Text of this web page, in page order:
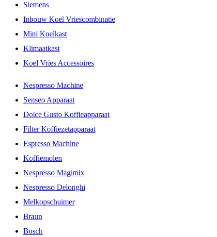
Siemens
Inbouw Koel Vriescombinatie
Mini Koelkast
Klimaatkast
Koel Vries Accessoires
Nespresso Machine
Senseo Apparaat
Dolce Gusto Koffieapparaat
Filter Koffiezetapparaat
Espresso Machine
Koffiemolen
Nespresso Magimix
Nespresso Delonghi
Melkopschuimer
Braun
Bosch